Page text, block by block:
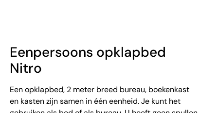
Eenpersoons opklapbed
Nitro
Een opklapbed, 2 meter breed bureau, boekenkast
en kasten zijn samen in één eenheid. Je kunt het